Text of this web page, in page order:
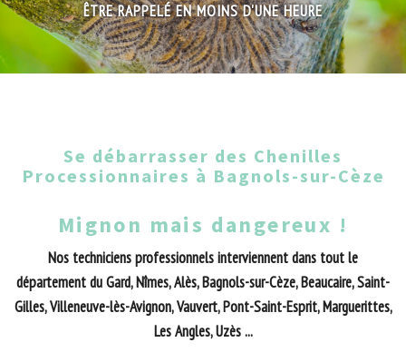
ÊTRE RAPPELÉ EN MOINS D'UNE HEURE
Se débarrasser des Chenilles
Processionnaires à Bagnols-sur-Cèze
Mignon mais dangereux !
Nos techniciens professionnels interviennent dans tout le
département du Gard, Nîmes, Alès, Bagnols-sur-Cèze, Beaucaire, Saint-
Gilles, Villeneuve-lès-Avignon, Vauvert, Pont-Saint-Esprit, Marguerittes,
Les Angles, Uzès ...